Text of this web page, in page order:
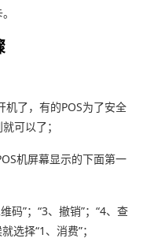
机了，有的POS为了安全
可以了；
机屏幕显示的下面第一
码”；“3、撤销”；“4、查
选择“1、消费”；